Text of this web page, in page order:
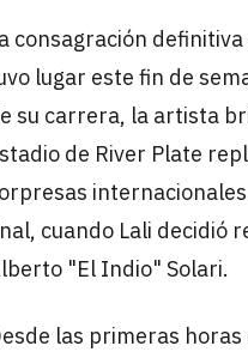
consagración
lugar este fin de
su carrera, la artista
de River Plate
cuando Lali decidió
"El Indio" Solari.
las primeras